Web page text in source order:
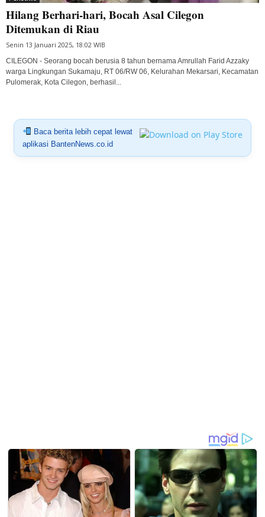
Hilang Berhari-hari, Bocah Asal Cilegon
Ditemukan di Riau
Senin 13 Januari 2025, 18:02 WIB
CILEGON - Seorang bocah berusia 8 tahun bernama Amrullah Farid Azzaky
warga Lingkungan Sukamaju, RT 06/RW 06, Kelurahan Mekarsari, Kecamatan
Pulomerak, Kota Cilegon, berhasil...
Baca berita lebih cepat lewat
aplikasi BantenNews.co.id